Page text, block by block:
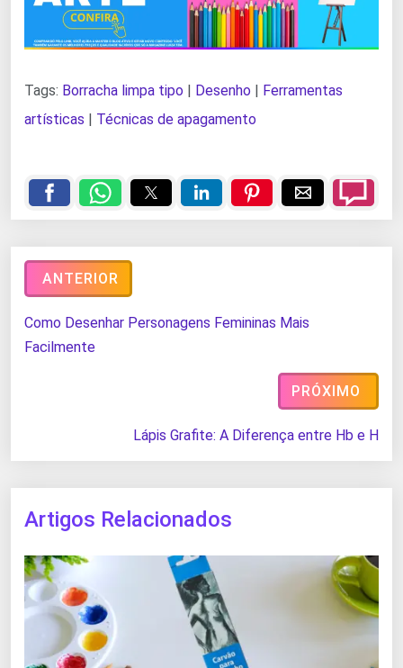
Tags: Borracha limpa tipo | Desenho | Ferramentas
artísticas | Técnicas de apagamento
ANTERIOR
Como Desenhar Personagens Femininas Mais
Facilmente
PRÓXIMO
Lápis Grafite: A Diferença entre Hb e H
Artigos Relacionados